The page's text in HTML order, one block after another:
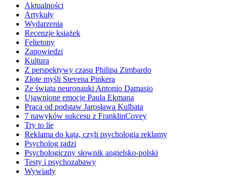
Aktualności
Artykuły
Wydarzenia
Recenzje książek
Felietony
Zapowiedzi
Kultura
Z perspektywy czasu Philipa Zimbardo
Złote myśli Stevena Pinkera
Ze świata neuronauki Antonio Damasio
Ujawnione emocje Paula Ekmana
Praca od podstaw Jarosława Kulbata
7 nawyków sukcesu z FranklinCovey
Try to lie
Reklama do kąta, czyli psychologia reklamy
Psycholog radzi
Psychologiczny słownik angielsko-polski
Testy i psychozabawy
Wywiady